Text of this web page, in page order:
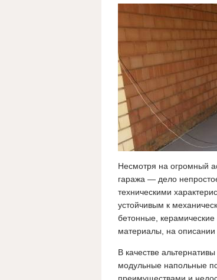
Несмотря на огромный
гаража — дело
техническими
устойчивым к
бетонные,
материалы, на описании
В качестве
модульные напольные